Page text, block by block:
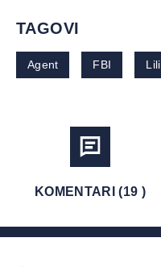
TAGOVI
Agent FBI Lili
KOMENTARI (19 )